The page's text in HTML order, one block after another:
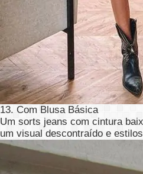
13. Com Blusa Básica
Um sorts jeans com cintura
um visual descontraído e